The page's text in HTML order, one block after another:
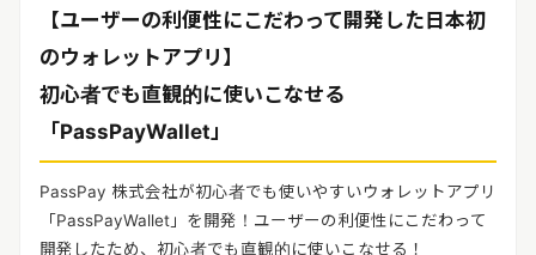
【ユーザーの利便性にこだわって開発した日本初
のウォレットアプリ】
初心者でも直観的に使いこなせる
「PassPayWallet」
PassPay 株式会社が初心者でも使いやすいウォレットアプリ
「PassPayWallet」を開発！ユーザーの利便性にこだわって
開発したため、初心者でも直観的に使いこなせる！